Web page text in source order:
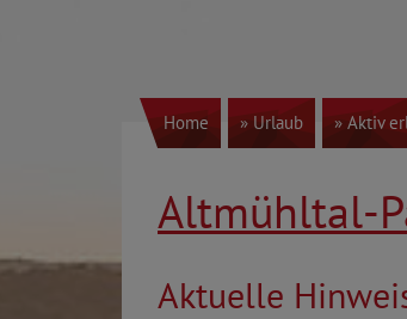
Home » Urlaub » Aktiv
Altmühltal-
Aktuelle